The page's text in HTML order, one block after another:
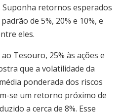
retornos esperados
de 5%, 20% e 10%, e
eles.
Tesouro, 25% às ações e
que a volatilidade da
ponderada dos riscos
se um retorno próximo de
a cerca de 8%. Esse